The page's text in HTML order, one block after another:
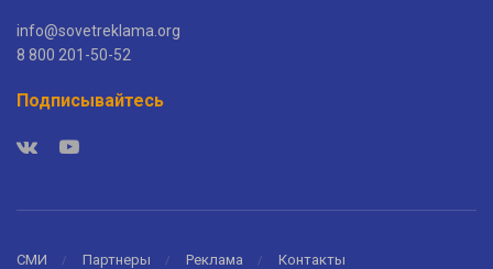
info@sovetreklama.org
8 800 201-50-52
Подписывайтесь
СМИ Партнеры Реклама Контакты